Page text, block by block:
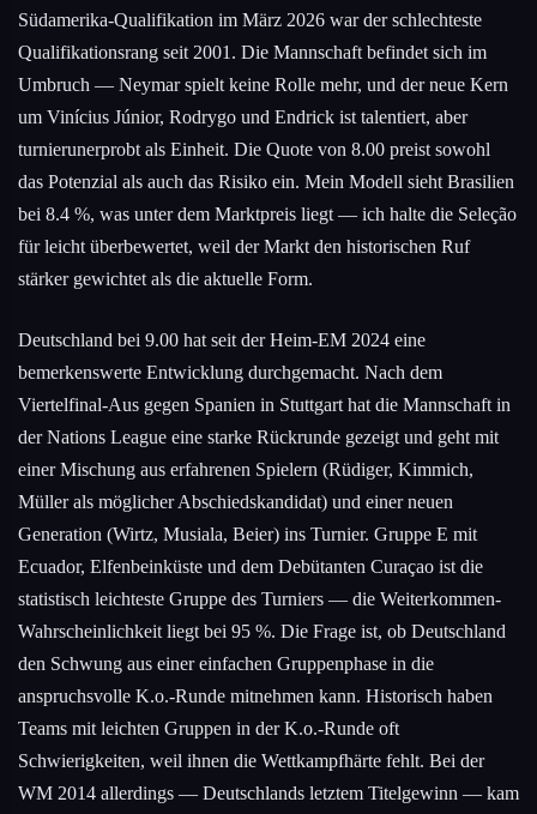
Südamerika-Qualifikation im März 2026 war der schlechteste
Qualifikationsrang seit 2001. Die Mannschaft befindet sich im
Umbruch — Neymar spielt keine Rolle mehr, und der neue Kern
um Vinícius Júnior, Rodrygo und Endrick ist talentiert, aber
turnierunerprobt als Einheit. Die Quote von 8.00 preist sowohl
das Potenzial als auch das Risiko ein. Mein Modell sieht Brasilien
bei 8.4 %, was unter dem Marktpreis liegt — ich halte die Seleção
für leicht überbewertet, weil der Markt den historischen Ruf
stärker gewichtet als die aktuelle Form.
Deutschland bei 9.00 hat seit der Heim-EM 2024 eine
bemerkenswerte Entwicklung durchgemacht. Nach dem
Viertelfinal-Aus gegen Spanien in Stuttgart hat die Mannschaft in
der Nations League eine starke Rückrunde gezeigt und geht mit
einer Mischung aus erfahrenen Spielern (Rüdiger, Kimmich,
Müller als möglicher Abschiedskandidat) und einer neuen
Generation (Wirtz, Musiala, Beier) ins Turnier. Gruppe E mit
Ecuador, Elfenbeinküste und dem Debütanten Curaçao ist die
statistisch leichteste Gruppe des Turniers — die Weiterkommen-
Wahrscheinlichkeit liegt bei 95 %. Die Frage ist, ob Deutschland
den Schwung aus einer einfachen Gruppenphase in die
anspruchsvolle K.o.-Runde mitnehmen kann. Historisch haben
Teams mit leichten Gruppen in der K.o.-Runde oft
Schwierigkeiten, weil ihnen die Wettkampfhärte fehlt. Bei der
WM 2014 allerdings — Deutschlands letztem Titelgewinn — kam